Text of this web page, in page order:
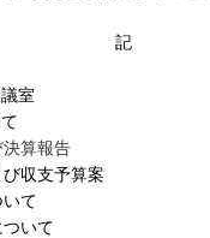
記
室
算報告
支予算案
て
いて